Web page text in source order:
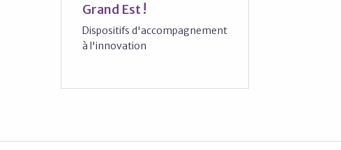
Grand Est !
Dispositifs d'accompagnement
à l'innovation